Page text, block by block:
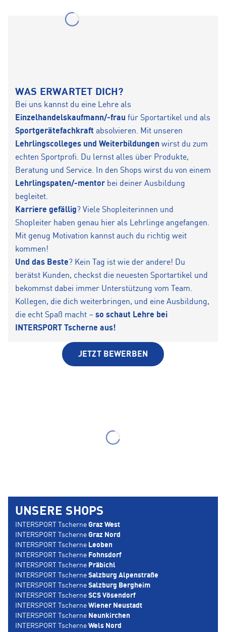
WAS ERWARTET DICH?
Bei uns kannst du eine Lehre als
Einzelhandelskaufmann/-frau für Sportartikel und als
Sportgerätefachkraft absolvieren. Mit unseren
Lehrlingscolleges und Weiterbildungen wirst du zum
echten Sportprofi. Du lernst alles über Produkte,
Beratung und Service. In den Shops wirst du von einem
Lehrlingspaten/-mentor bei deiner Ausbildung
begleitet.
Karriere gefällig ? Viele Shopleiterinnen und
Shopleiter haben genau hier als Lehrlinge angefangen.
Mit genug Motivation kannst auch du richtig weit
kommen!
Und das Beste ? Kein Tag ist wie der andere! Du
berätst Kunden, checkst die neuesten Sportartikel und
bekommst dabei immer Unterstützung vom Team.
Kollegen, die dich weiterbringen, und eine Ausbildung,
die echt Spaß macht – so schaut Lehre bei
INTERSPORT Tscherne aus!
JETZT BEWERBEN
UNSERE SHOPS
INTERSPORT Tscherne Graz West
INTERSPORT Tscherne Graz Nord
INTERSPORT Tscherne Leoben
INTERSPORT Tscherne Fohnsdorf
INTERSPORT Tscherne Präbichl
INTERSPORT Tscherne Salzburg Alpenstraße
INTERSPORT Tscherne Salzburg Bergheim
INTERSPORT Tscherne SCS Vösendorf
INTERSPORT Tscherne Wiener Neustadt
INTERSPORT Tscherne Neunkirchen
INTERSPORT Tscherne Wels Nord